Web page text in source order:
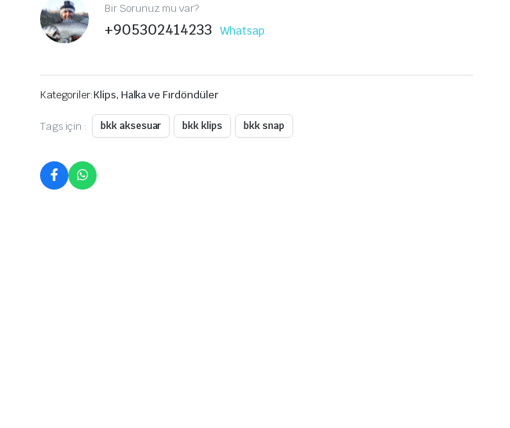
Bir Sorunuz mu var?
+905302414233 Whatsap
Kategoriler:Klips, Halka ve Fırdöndüler
Tags için : bkk aksesuar bkk klips bkk snap